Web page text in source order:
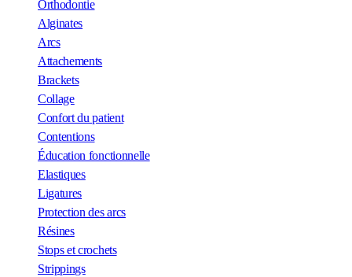
Orthodontie
Alginates
Arcs
Attachements
Brackets
Collage
Confort du patient
Contentions
Éducation fonctionnelle
Elastiques
Ligatures
Protection des arcs
Résines
Stops et crochets
Strippings